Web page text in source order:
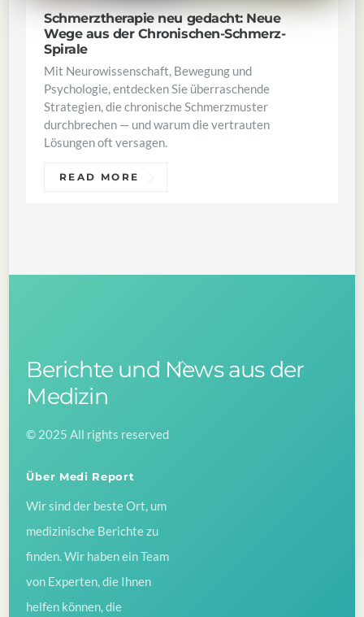
Schmerztherapie neu gedacht: Neue
Wege aus der Chronischen-Schmerz-
Spirale
Mit Neurowissenschaft, Bewegung und
Psychologie, entdecken Sie überraschende
Strategien, die chronische Schmerzmuster
durchbrechen — und warum die vertrauten
Lösungen oft versagen.
READ MORE
Back
Berichte und News aus der
Medizin
© 2025 All rights reserved
Über Medi Report
Wir sind der beste Ort, um
medizinische Berichte zu
finden. Wir haben ein Team
von Experten, die Ihnen
helfen können, die